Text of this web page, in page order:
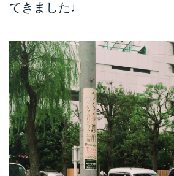
てきました♩